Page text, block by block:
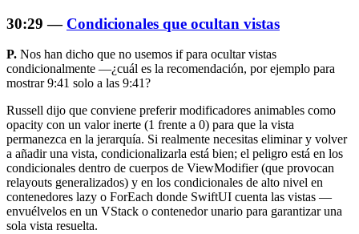
30:29 — Condicionales que ocultan vistas
P. Nos han dicho que no usemos ifpara ocultar vistas
condicionalmente —¿cuál es la recomendación, por ejemplo para
mostrar 9:41 solo a las 9:41?
Russell dijo que conviene preferir modificadores animables como
opacity con un valor inerte (1 frente a 0) para que la vista
permanezca en la jerarquía. Si realmente necesitas eliminar y volver
a añadir una vista, condicionalizarla está bien; el peligro está en los
condicionales dentro de cuerpos de ViewModifier (que provocan
relayouts generalizados) y en los condicionales de alto nivel en
contenedores lazy o ForEach donde SwiftUI cuenta las vistas —
envuélvelos en un VStack o contenedor unario para garantizar una
sola vista resuelta.